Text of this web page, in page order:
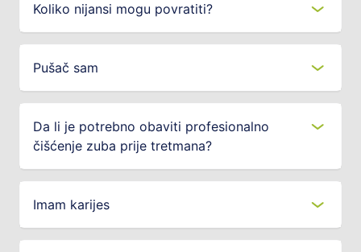
Koliko nijansi mogu povratiti?
Pušač sam
Da li je potrebno obaviti profesionalno
čišćenje zuba prije tretmana?
Imam karijes